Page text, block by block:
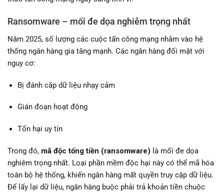
Ransomware – mối đe dọa nghiêm trọng nhất
Năm 2025, số lượng các cuộc tấn công mạng nhằm vào hệ
thống ngân hàng gia tăng mạnh. Các ngân hàng đối mặt với
nguy cơ:
Bị đánh cắp dữ liệu nhạy cảm
Gián đoạn hoạt động
Tổn hại uy tín
Trong đó, mã độc tống tiền (ransomware) là mối đe dọa
nghiêm trọng nhất. Loại phần mềm độc hại này có thể mã hóa
toàn bộ hệ thống, khiến ngân hàng mất quyền truy cập dữ liệu.
Để lấy lại dữ liệu, ngân hàng buộc phải trả khoản tiền chuộc